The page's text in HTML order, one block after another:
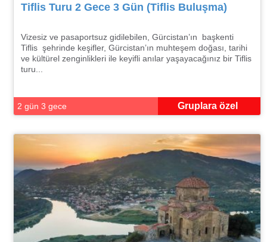
Tiflis Turu 2 Gece 3 Gün (Tiflis Buluşma)
Vizesiz ve pasaportsuz gidilebilen, Gürcistan’ın başkenti
Tiflis şehrinde keşifler, Gürcistan’ın muhteşem doğası, tarihi
ve kültürel zenginlikleri ile keyifli anılar yaşayacağınız bir Tiflis
turu...
2 gün 3 gece Gruplara özel